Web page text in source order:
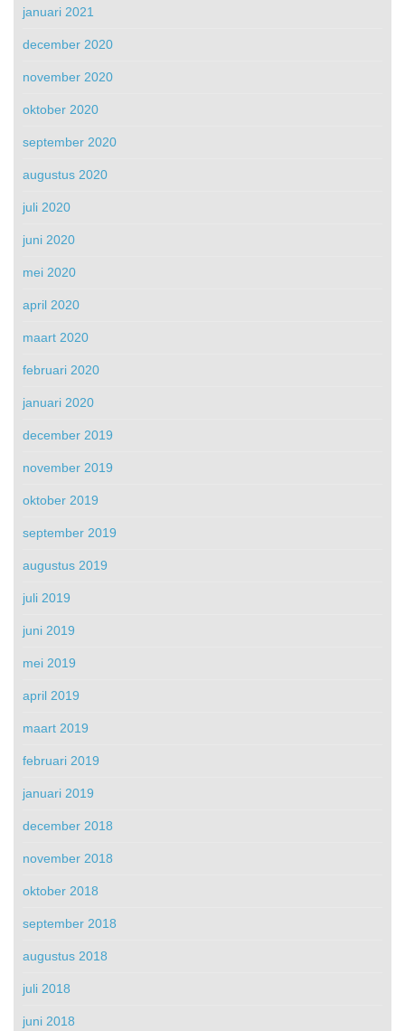
januari 2021
december 2020
november 2020
oktober 2020
september 2020
augustus 2020
juli 2020
juni 2020
mei 2020
april 2020
maart 2020
februari 2020
januari 2020
december 2019
november 2019
oktober 2019
september 2019
augustus 2019
juli 2019
juni 2019
mei 2019
april 2019
maart 2019
februari 2019
januari 2019
december 2018
november 2018
oktober 2018
september 2018
augustus 2018
juli 2018
juni 2018